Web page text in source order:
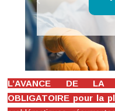
L’AVANCE DE LA
OBLIGATOIRE pour la